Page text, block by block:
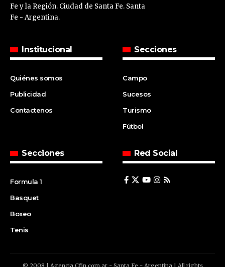
Fe y la Región. Ciudad de Santa Fe. Santa
Fe - Argentina.
Institucional
Quiénes somos
Publicidad
Contactenos
Secciones
Campo
Sucesos
Turismo
Fútbol
Secciones
Formula 1
Basquet
Boxeo
Tenis
Red Social
© 2008 | Agencia Cfin.com.ar - Santa Fe - Argentina | All rights